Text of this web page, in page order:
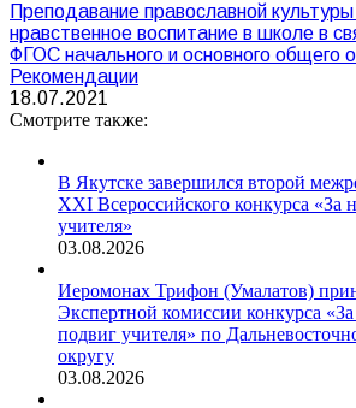
Преподавание православной
нравственное воспитание в школе в
ФГОС начального и основного общего
Рекомендации
18.07.2021
Смотрите также:
В Якутске завершился второй
XXI Всероссийского конкурса «За
учителя»
03.08.2026
Иеромонах Трифон (Умалатов)
Экспертной комиссии конкурса
подвиг учителя» по
округу
03.08.2026